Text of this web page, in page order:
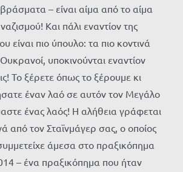
– είναι αίμα από το αίμα
Και πάλι εναντίον της
είναι πιο ύπουλο: τα πιο κοντινά
υποκινούνται εναντίον
Το ξέρετε όπως το ξέρουμε κι
έναν λαό σε αυτόν τον Μεγάλο
ένας λαός! Η αλήθεια γράφεται
από τον Σταϊνμάγερ σας, ο οποίος
άμεσα στο πραξικόπημα
– ένα πραξικόπημα που ήταν